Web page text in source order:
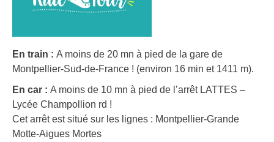
En train : A moins de 20 mn à pied de la gare de
Montpellier-Sud-de-France ! (environ 16 min et 1411 m).
En car : A moins de 10 mn à pied de l’arrêt LATTES –
Lycée Champollion rd !
Cet arrêt est situé sur les lignes : Montpellier-Grande
Motte-Aigues Mortes